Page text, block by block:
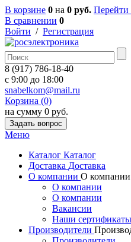
В корзине 0 на 0 руб. Перейти
В сравнении 0
Войти / Регистрация
8 (917) 786-18-40
c 9:00 до 18:00
snabelkom@mail.ru
Корзина (0)
на сумму 0 руб.
Задать вопрос
Меню
Каталог Каталог
Доставка Доставка
О компании О компании
О компании
О компании
Вакансии
Наши сертификаты
Производители